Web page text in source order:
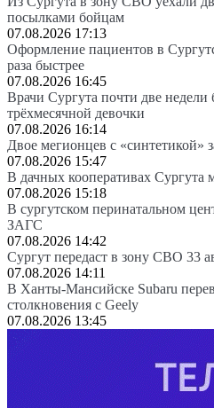
посылками бойцам
07.08.2026 17:13
Оформление пациентов в
раза быстрее
07.08.2026 16:45
Врачи Сургута почти две недели
трёхмесячной девочки
07.08.2026 16:14
Двое мегионцев с «синтетикой»
07.08.2026 15:47
В дачных кооперативах Сургута
07.08.2026 15:18
В сургутском перинатальном
ЗАГС
07.08.2026 14:42
Сургут передаст в зону СВО 33
07.08.2026 14:11
В Ханты-Мансийске Subaru
столкновения с Geely
07.08.2026 13:45